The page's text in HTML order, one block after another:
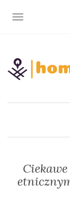
TOGGLE